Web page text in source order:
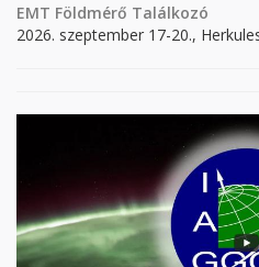
EMT Földmérő Találkozó
2026. szeptember 17-20.,